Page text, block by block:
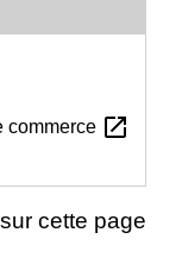
commerce open_in_new
cette page